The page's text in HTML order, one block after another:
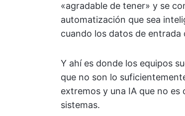
«agradable de tener» y se
automatización que sea
cuando los datos de entrada
Y ahí es donde los equipos
que no son lo
extremos y una IA que no
sistemas.